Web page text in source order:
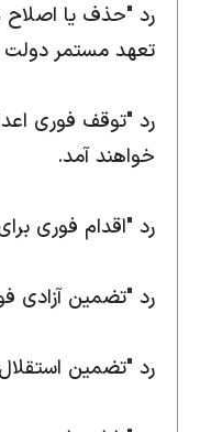
رد "حذف یا اصلاح
تعهد مستمر دولت
رد "توقف فوری
خواهند آمد.
رد "اقدام فوری
رد "تضمین آزادی
رد "تضمین